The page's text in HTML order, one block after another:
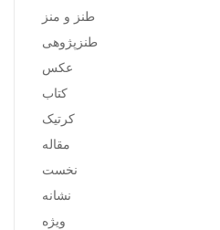
طنز و منز
طنزپژوهی
عکس
کتاب
کرتیک
مقاله
نخست
نشانه
ویژه